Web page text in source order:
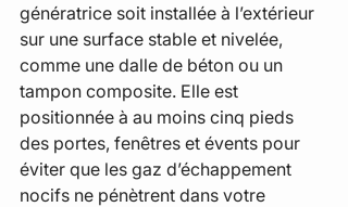
génératrice soit installée à l’extérieur
sur une surface stable et nivelée,
comme une dalle de béton ou un
tampon composite. Elle est
positionnée à au moins cinq pieds
des portes, fenêtres et évents pour
éviter que les gaz d’échappement
nocifs ne pénètrent dans votre